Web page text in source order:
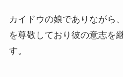
カイドウの娘でありながら
を尊敬しており彼の意志を
す。